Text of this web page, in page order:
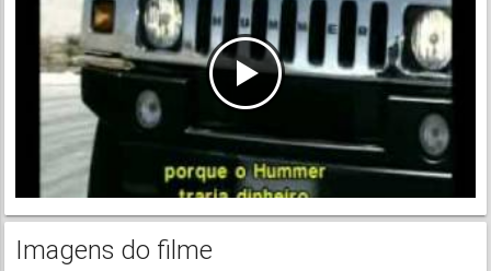
Imagens do filme